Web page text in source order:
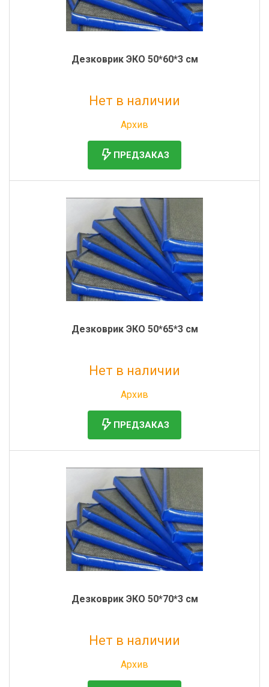
Дезковрик ЭКО 50*60*3 см
Нет в наличии
Архив
ПРЕДЗАКАЗ
Дезковрик ЭКО 50*65*3 см
Нет в наличии
Архив
ПРЕДЗАКАЗ
Дезковрик ЭКО 50*70*3 см
Нет в наличии
Архив